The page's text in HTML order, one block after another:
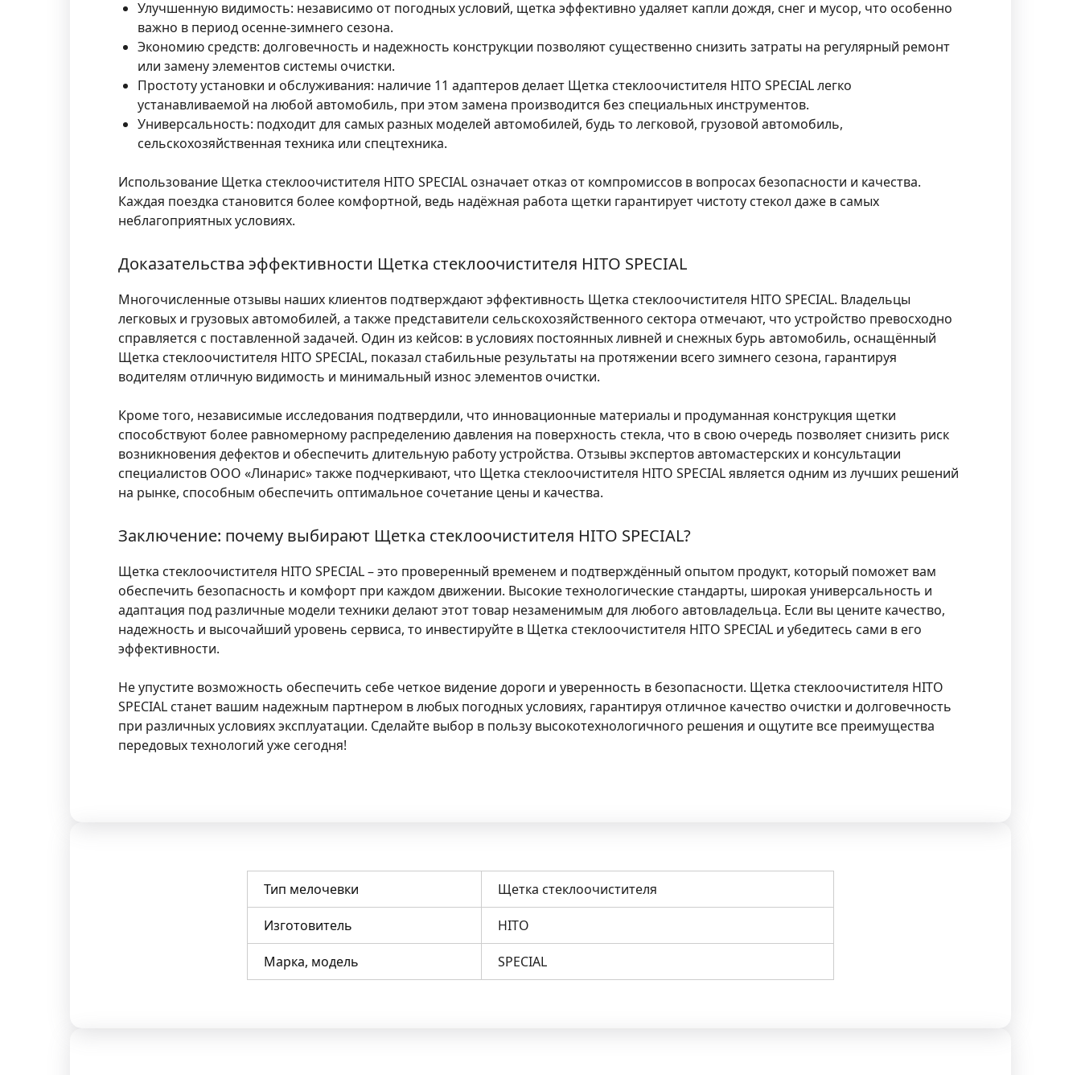
Улучшенную видимость: независимо от погодных условий, щетка эффективно удаляет капли дождя, снег и мусор, что особенно
важно в период осенне-зимнего сезона.
Экономию средств: долговечность и надежность конструкции позволяют существенно снизить затраты на регулярный ремонт
или замену элементов системы очистки.
Простоту установки и обслуживания: наличие 11 адаптеров делает Щетка стеклоочистителя HITO SPECIAL легко
устанавливаемой на любой автомобиль, при этом замена производится без специальных инструментов.
Универсальность: подходит для самых разных моделей автомобилей, будь то легковой, грузовой автомобиль,
сельскохозяйственная техника или спецтехника.
Использование Щетка стеклоочистителя HITO SPECIAL означает отказ от компромиссов в вопросах безопасности и качества.
Каждая поездка становится более комфортной, ведь надёжная работа щетки гарантирует чистоту стекол даже в самых
неблагоприятных условиях.
Доказательства эффективности Щетка стеклоочистителя HITO SPECIAL
Многочисленные отзывы наших клиентов подтверждают эффективность Щетка стеклоочистителя HITO SPECIAL. Владельцы
легковых и грузовых автомобилей, а также представители сельскохозяйственного сектора отмечают, что устройство превосходно
справляется с поставленной задачей. Один из кейсов: в условиях постоянных ливней и снежных бурь автомобиль, оснащённый
Щетка стеклоочистителя HITO SPECIAL, показал стабильные результаты на протяжении всего зимнего сезона, гарантируя
водителям отличную видимость и минимальный износ элементов очистки.
Кроме того, независимые исследования подтвердили, что инновационные материалы и продуманная конструкция щетки
способствуют более равномерному распределению давления на поверхность стекла, что в свою очередь позволяет снизить риск
возникновения дефектов и обеспечить длительную работу устройства. Отзывы экспертов автомастерских и консультации
специалистов ООО «Линарис» также подчеркивают, что Щетка стеклоочистителя HITO SPECIAL является одним из лучших решений
на рынке, способным обеспечить оптимальное сочетание цены и качества.
Заключение: почему выбирают Щетка стеклоочистителя HITO SPECIAL?
Щетка стеклоочистителя HITO SPECIAL – это проверенный временем и подтверждённый опытом продукт, который поможет вам
обеспечить безопасность и комфорт при каждом движении. Высокие технологические стандарты, широкая универсальность и
адаптация под различные модели техники делают этот товар незаменимым для любого автовладельца. Если вы цените качество,
надежность и высочайший уровень сервиса, то инвестируйте в Щетка стеклоочистителя HITO SPECIAL и убедитесь сами в его
эффективности.
Не упустите возможность обеспечить себе четкое видение дороги и уверенность в безопасности. Щетка стеклоочистителя HITO
SPECIAL станет вашим надежным партнером в любых погодных условиях, гарантируя отличное качество очистки и долговечность
при различных условиях эксплуатации. Сделайте выбор в пользу высокотехнологичного решения и ощутите все преимущества
передовых технологий уже сегодня!
Тип мелочевки Щетка стеклоочистителя
Изготовитель HITO
Марка, модель SPECIAL